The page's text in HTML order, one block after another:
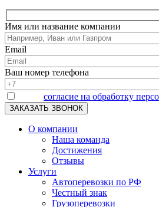
Имя или название компании
Email
Ваш номер телефона
согласие на обработку
О компании
Наша команда
Достижения
Отзывы
Услуги
Автоперевозки по РФ
Честный знак
Грузоперевозки